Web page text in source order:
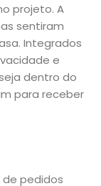
projeto. A
sentiram
Integrados
e
dentro do
para receber
de pedidos